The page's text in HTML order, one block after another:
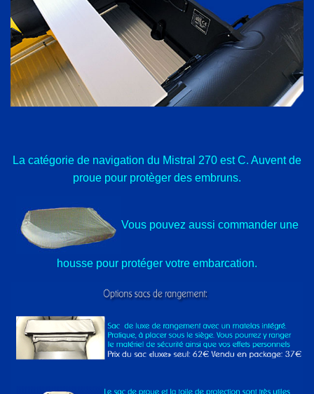
La catégorie de navigation du Mistral 270 est C. Auvent de
proue pour protèger des embruns.
Vous pouvez aussi commander une
housse pour protéger votre embarcation.